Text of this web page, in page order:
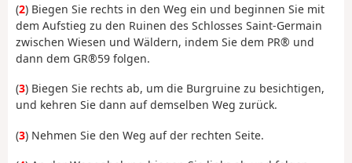
(2) Biegen Sie rechts in den Weg ein und beginnen Sie mit
dem Aufstieg zu den Ruinen des Schlosses Saint-Germain
zwischen Wiesen und Wäldern, indem Sie dem PR® und
dann dem GR®59 folgen.
(3) Biegen Sie rechts ab, um die Burgruine zu besichtigen,
und kehren Sie dann auf demselben Weg zurück.
(3) Nehmen Sie den Weg auf der rechten Seite.